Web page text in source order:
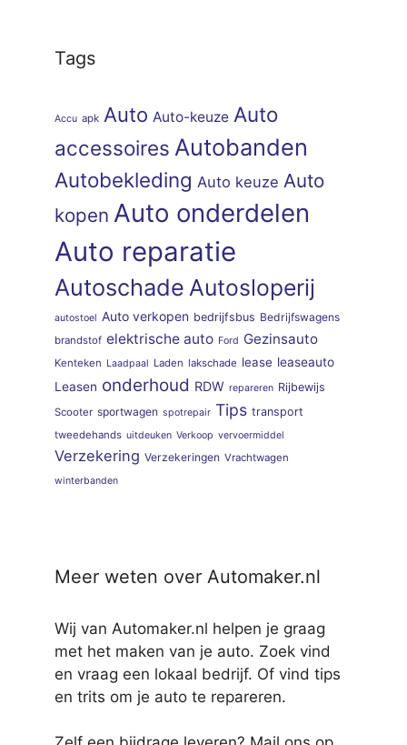
Tags
Accu apk Auto Auto-keuze Auto
accessoires Autobanden
Autobekleding Auto keuze Auto
kopen Auto onderdelen
Auto reparatie
Autoschade Autosloperij
autostoel Auto verkopen bedrijfsbus Bedrijfswagens
brandstof elektrische auto Ford Gezinsauto
Kenteken Laadpaal Laden lakschade lease leaseauto
Leasen onderhoud RDW repareren Rijbewijs
Scooter sportwagen spotrepair Tips transport
tweedehands uitdeuken Verkoop vervoermiddel
Verzekering Verzekeringen Vrachtwagen
winterbanden
Meer weten over Automaker.nl
Wij van Automaker.nl helpen je graag
met het maken van je auto. Zoek vind
en vraag een lokaal bedrijf. Of vind tips
en trits om je auto te repareren.